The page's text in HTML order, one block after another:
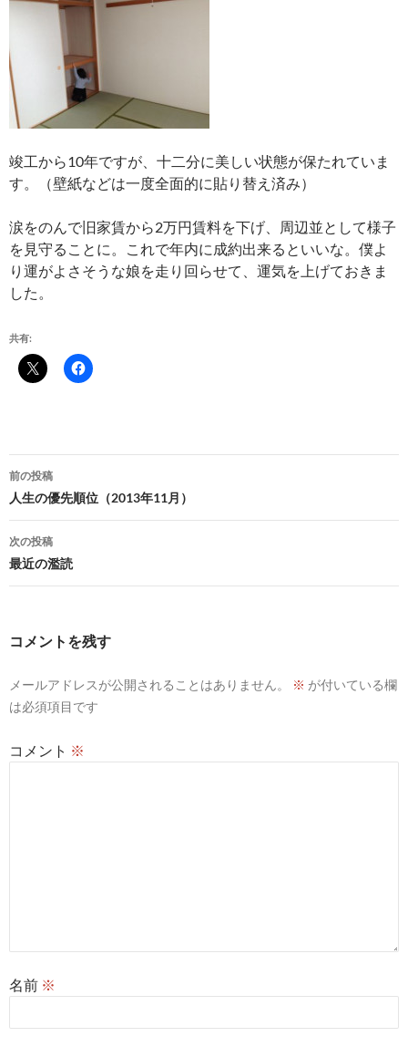
竣工から10年ですが、十二分に美しい状態が保たれていま
す。（壁紙などは一度全面的に貼り替え済み）
涙をのんで旧家賃から2万円賃料を下げ、周辺並として様子
を見守ることに。これで年内に成約出来るといいな。僕よ
り運がよさそうな娘を走り回らせて、運気を上げておきま
した。
共有:
投
稿
ナ
ビ
ゲ
ョ
前の投稿
人生の優先順位（2013年11月）
次の投稿
最近の濫読
コメントを残す
メールアドレスが公開されることはありません。 ※ が付いている欄
は必須項目です
コメント ※
名前 ※